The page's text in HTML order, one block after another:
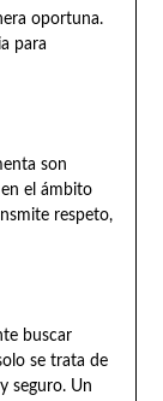
oportuna.
para
son
el ámbito
respeto,
buscar
se trata de
seguro. Un